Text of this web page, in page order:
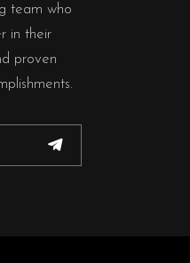
team who
in their
proven